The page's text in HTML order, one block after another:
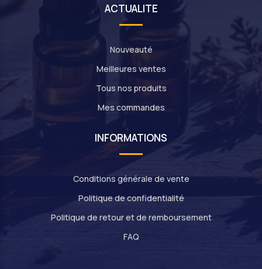
ACTUALITE
Nouveauté
Meilleures ventes
Tous nos produits
Mes commandes
INFORMATIONS
Conditions générale de vente
Politique de confidentialité
Politique de retour et de remboursement
FAQ